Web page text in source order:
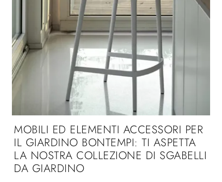
MOBILI ED ELEMENTI ACCESSORI PER
IL GIARDINO BONTEMPI: TI ASPETTA
LA NOSTRA COLLEZIONE DI SGABELLI
DA GIARDINO